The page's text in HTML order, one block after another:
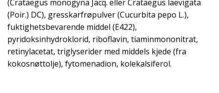
(Crataegus monogyna Jacq. eller Crataegus laevigata
(Poir.) DC), gresskarfrøpulver (Cucurbita pepo L.),
fuktighetsbevarende middel (E422),
pyridoksinhydroklorid, riboflavin, tiaminmononitrat,
retinylacetat, triglyserider med middels kjede (fra
kokosnøttolje), fytomenadion, kolekalsiferol.